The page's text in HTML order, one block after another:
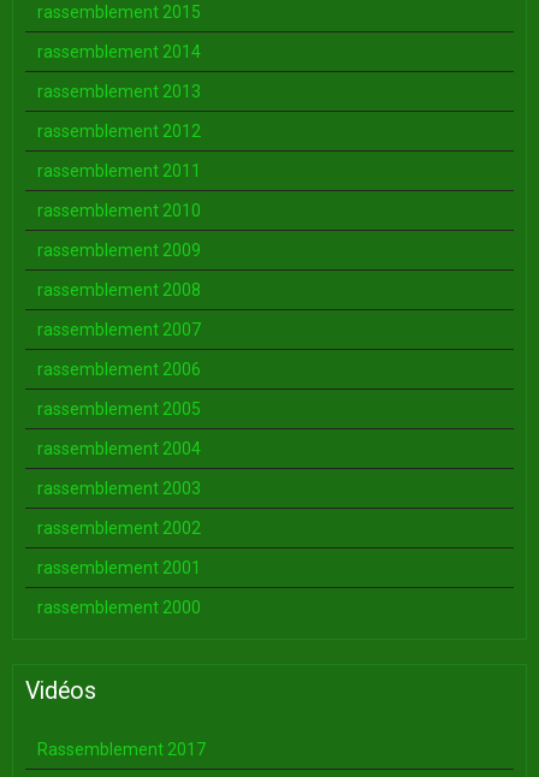
rassemblement 2015
rassemblement 2014
rassemblement 2013
rassemblement 2012
rassemblement 2011
rassemblement 2010
rassemblement 2009
rassemblement 2008
rassemblement 2007
rassemblement 2006
rassemblement 2005
rassemblement 2004
rassemblement 2003
rassemblement 2002
rassemblement 2001
rassemblement 2000
Vidéos
Rassemblement 2017